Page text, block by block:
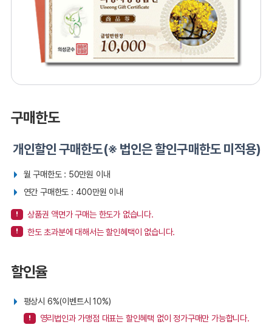
구매한도
개인할인 구매한도(※ 법인은 할인구매한도 미적용)
월 구매한도 : 50만원 이내
연간 구매한도 : 400만원 이내
상품권 액면가 구매는 한도가 없습니다.
한도 초과분에 대해서는 할인혜택이 없습니다.
할인율
평상시 6%(이벤트시 10%)
영리법인과 가맹점 대표는 할인혜택 없이 정가구매만 가능합니다.